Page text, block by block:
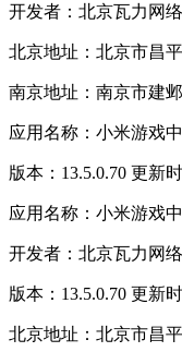
开发者：北京瓦力网
北京地址：北京市昌
南京地址：南京市建
应用名称：小米游戏
版本：13.5.0.70 更新
应用名称：小米游戏
开发者：北京瓦力网
版本：13.5.0.70 更新
北京地址：北京市昌